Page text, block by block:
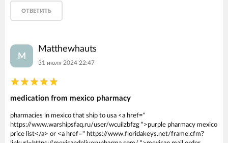
ОТВЕТИТЬ
M
Matthewhauts
31 июля 2024 22:47
medication from mexico pharmacy
pharmacies in mexico that ship to usa <a href="
https://www.warshipsfaq.ru/user/wcuilzbfzg ">purple pharmacy mexico
price list</a> or <a href=" https://www.floridakeys.net/frame.cfm?